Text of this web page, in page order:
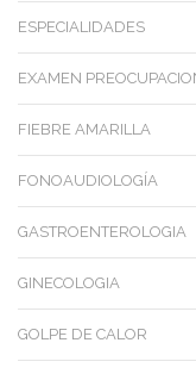
ESPECIALIDADES
EXAMEN
FIEBRE AMARILLA
FONOAUDIOLOGÍA
GASTROENTEROLOGIA
GINECOLOGIA
GOLPE DE CALOR